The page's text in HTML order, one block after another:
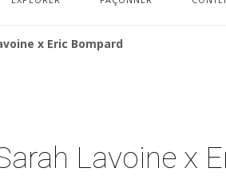
x Eric Bompard
Lavoine x